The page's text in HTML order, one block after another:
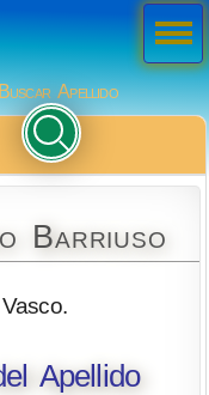
Apellido
Barriuso
Apellido
Men
ú